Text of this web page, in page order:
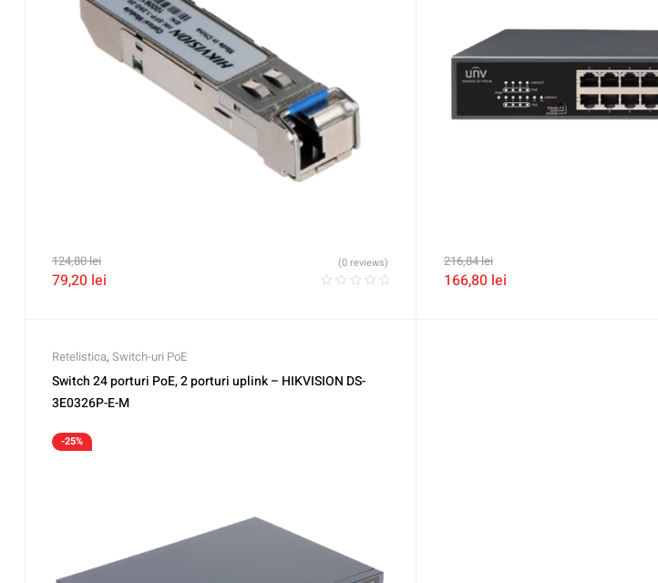
124,80lei
79,20 lei
(0 reviews) 216,84lei
166,80 lei
Retelistica, Switch-uri PoE
Switch 24 porturi PoE, 2 porturi uplink – HIKVISION DS-
3E0326P-E-M
-25%